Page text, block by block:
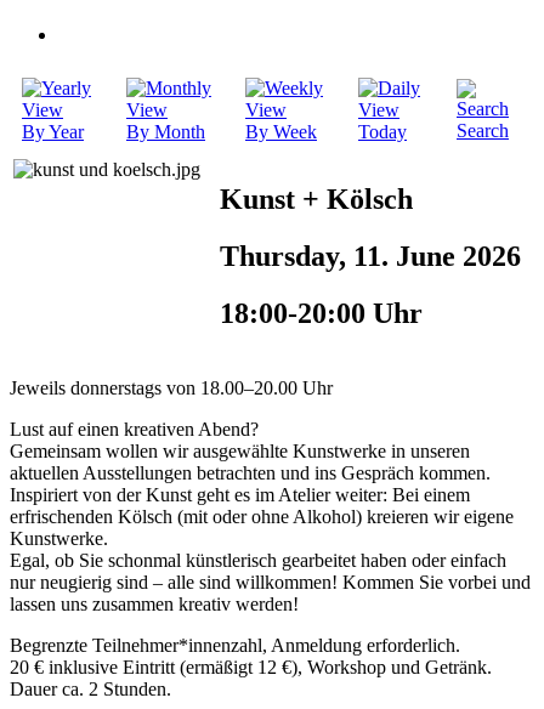
By Year By Month By Week Today Search
Kunst + Kölsch
Thursday, 11. June 2026
18:00-20:00 Uhr
Jeweils donnerstags von 18.00–20.00 Uhr
Lust auf einen kreativen Abend?
Gemeinsam wollen wir ausgewählte Kunstwerke in unseren
aktuellen Ausstellungen betrachten und ins Gespräch kommen.
Inspiriert von der Kunst geht es im Atelier weiter: Bei einem
erfrischenden Kölsch (mit oder ohne Alkohol) kreieren wir eigene
Kunstwerke.
Egal, ob Sie schonmal künstlerisch gearbeitet haben oder einfach
nur neugierig sind – alle sind willkommen! Kommen Sie vorbei und
lassen uns zusammen kreativ werden!
Begrenzte Teilnehmer*innenzahl, Anmeldung erforderlich.
20 € inklusive Eintritt (ermäßigt 12 €), Workshop und Getränk.
Dauer ca. 2 Stunden.